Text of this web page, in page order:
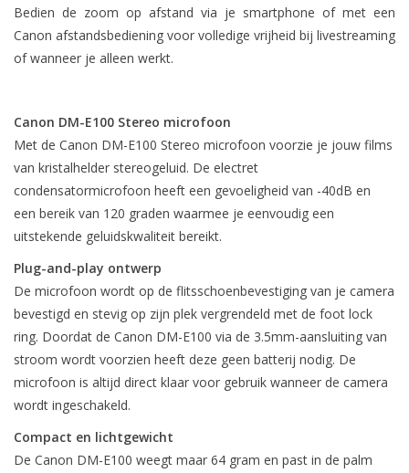
Bedien de zoom op afstand via je smartphone of met een
Canon afstandsbediening voor volledige vrijheid bij livestreaming
of wanneer je alleen werkt.
Canon DM-E100 Stereo microfoon
Met de Canon DM-E100 Stereo microfoon voorzie je jouw films
van kristalhelder stereogeluid. De electret
condensatormicrofoon heeft een gevoeligheid van -40dB en
een bereik van 120 graden waarmee je eenvoudig een
uitstekende geluidskwaliteit bereikt.
Plug-and-play ontwerp
De microfoon wordt op de flitsschoenbevestiging van je camera
bevestigd en stevig op zijn plek vergrendeld met de foot lock
ring. Doordat de Canon DM-E100 via de 3.5mm-aansluiting van
stroom wordt voorzien heeft deze geen batterij nodig. De
microfoon is altijd direct klaar voor gebruik wanneer de camera
wordt ingeschakeld.
Compact en lichtgewicht
De Canon DM-E100 weegt maar 64 gram en past in de palm